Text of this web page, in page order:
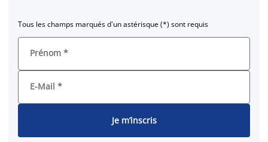
Tous les champs marqués d'un astérisque (*) sont requis
Prénom *
E-Mail *
Je m’inscris